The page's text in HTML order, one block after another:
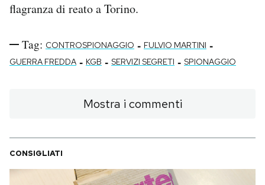
flagranza di reato a Torino.
Tag: CONTROSPIONAGGIO - FULVIO MARTINI -
GUERRA FREDDA - KGB - SERVIZI SEGRETI - SPIONAGGIO
Mostra i commenti
CONSIGLIATI